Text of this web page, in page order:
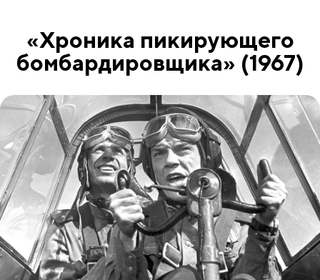
«Хроника пикирующего
бомбардировщика» (1967)